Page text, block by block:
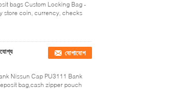
bags Custom Locking Bag -
store coin, currency, checks
যোগাযোগ
Nissun Cap PU3111 Bank
bag,cash zipper pouch